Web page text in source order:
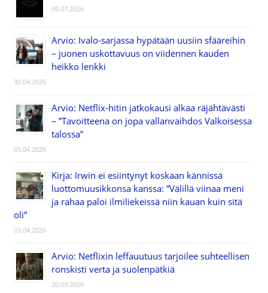
09.07.2026
Arvio: Ivalo-sarjassa hypätään uusiin sfääreihin
– juonen uskottavuus on viidennen kauden
heikko lenkki
30.04.2026
Arvio: Netflix-hitin jatkokausi alkaa räjähtävästi
– ”Tavoitteena on jopa vallanvaihdos Valkoisessa
talossa”
05.04.2026
Kirja: Irwin ei esiintynyt koskaan kännissä
luottomuusikkonsa kanssa: ”Välillä viinaa meni
ja rahaa paloi ilmiliekeissä niin kauan kuin sitä
oli”
03.04.2026
Arvio: Netflixin leffauutuus tarjoilee suhteellisen
ronskisti verta ja suolenpätkiä
20.03.2026